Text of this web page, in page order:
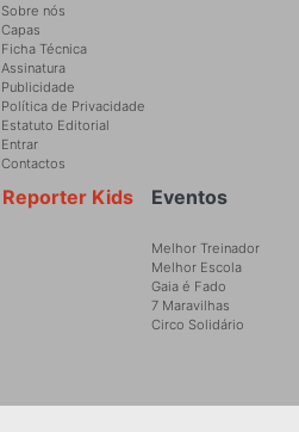
Sobre nós
Capas
Ficha Técnica
Assinatura
Publicidade
Política de Privacidade
Estatuto Editorial
Entrar
Contactos
Eventos
Melhor Treinador
Melhor Escola
Gaia é Fado
7 Maravilhas
Circo Solidário
Reporter Kids